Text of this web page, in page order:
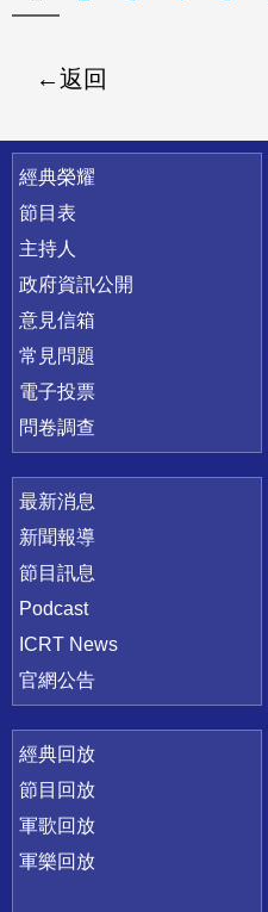
返回
快速連結
經典榮耀
節目表
主持人
政府資訊公開
意見信箱
常見問題
電子投票
問卷調查
最新消息
新聞報導
節目訊息
Podcast
ICRT News
官網公告
經典回放
節目回放
軍歌回放
軍樂回放